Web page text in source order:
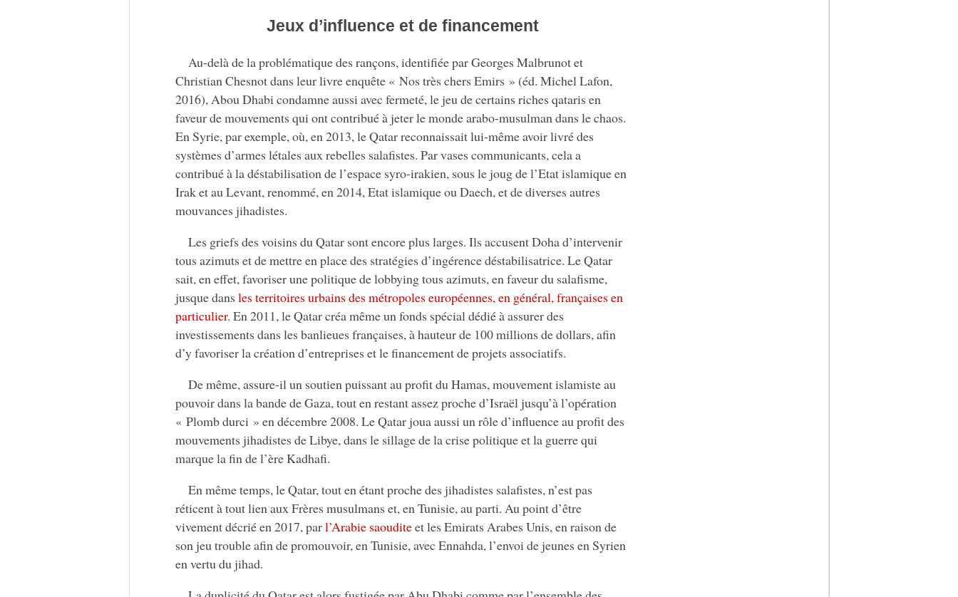
Jeux d’influence et de financement
Au-delà de la problématique des rançons, identifiée par Georges Malbrunot et
Christian Chesnot dans leur livre enquête « Nos très chers Emirs » (éd. Michel Lafon,
2016), Abou Dhabi condamne aussi avec fermeté, le jeu de certains riches qataris en
faveur de mouvements qui ont contribué à jeter le monde arabo-musulman dans le chaos.
En Syrie, par exemple, où, en 2013, le Qatar reconnaissait lui-même avoir livré des
systèmes d’armes létales aux rebelles salafistes. Par vases communicants, cela a
contribué à la déstabilisation de l’espace syro-irakien, sous le joug de l’Etat islamique en
Irak et au Levant, renommé, en 2014, Etat islamique ou Daech, et de diverses autres
mouvances jihadistes.
Les griefs des voisins du Qatar sont encore plus larges. Ils accusent Doha d’intervenir
tous azimuts et de mettre en place des stratégies d’ingérence déstabilisatrice. Le Qatar
sait, en effet, favoriser une politique de lobbying tous azimuts, en faveur du salafisme,
jusque dans les territoires urbains des métropoles européennes, en général, françaises en
particulier. En 2011, le Qatar créa même un fonds spécial dédié à assurer des
investissements dans les banlieues françaises, à hauteur de 100 millions de dollars, afin
d’y favoriser la création d’entreprises et le financement de projets associatifs.
De même, assure-il un soutien puissant au profit du Hamas, mouvement islamiste au
pouvoir dans la bande de Gaza, tout en restant assez proche d’Israël jusqu’à l’opération
« Plomb durci » en décembre 2008. Le Qatar joua aussi un rôle d’influence au profit des
mouvements jihadistes de Libye, dans le sillage de la crise politique et la guerre qui
marque la fin de l’ère Kadhafi.
En même temps, le Qatar, tout en étant proche des jihadistes salafistes, n’est pas
réticent à tout lien aux Frères musulmans et, en Tunisie, au parti. Au point d’être
vivement décrié en 2017, parl’Arabie saouditeet les Emirats Arabes Unis, en raison de
son jeu trouble afin de promouvoir, en Tunisie, avec Ennahda, l’envoi de jeunes en Syrien
en vertu du jihad.